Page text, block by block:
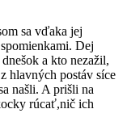
sa vďaka jej
Dej
a kto nezažil,
hlavných postáv síce
našli. A prišli na
rúcať,nič ich